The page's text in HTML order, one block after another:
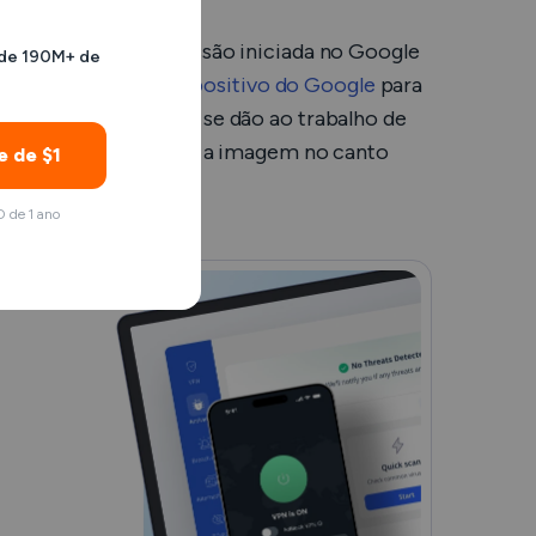
Se ele tiver sessão iniciada no Google
Encontrar o meu dispositivo do Google para
da família não se dão ao trabalho de
iniciada, consulte a imagem no canto
190M+ de
de $1
de 1 ano